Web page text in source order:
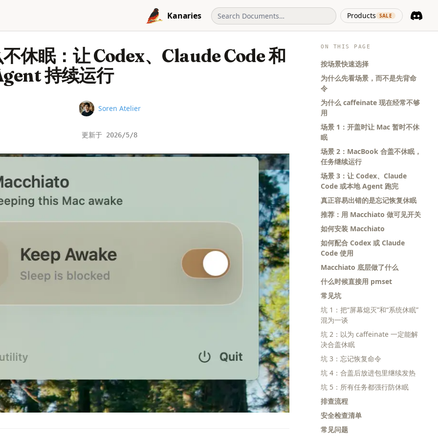
Kanaries
Products SALE
(opens in
ON THIS PAGE
按场景快速选择
为什么先看场景，而不是先背命
令
为什么 caffeinate 现在经常不够
用
场景 1：开盖时让 Mac 暂时不休
眠
场景 2：MacBook 合盖不休眠，
任务继续运行
场景 3：让 Codex、Claude
Code 或本地 Agent 跑完
真正容易出错的是忘记恢复休眠
推荐：用 Macchiato 做可见开关
如何安装 Macchiato
如何配合 Codex 或 Claude
Code 使用
Macchiato 底层做了什么
什么时候直接用 pmset
常见坑
坑 1：把“屏幕熄灭”和“系统休眠”
混为一谈
坑 2：以为 caffeinate 一定能解
决合盖休眠
坑 3：忘记恢复命令
坑 4：合盖后放进包里继续发热
坑 5：所有任务都强行防休眠
排查流程
安全检查清单
常见问题
休眠：让 Codex、Claude Code 和
持续运行
Name
Soren Atelier
更新于 2026/5/8